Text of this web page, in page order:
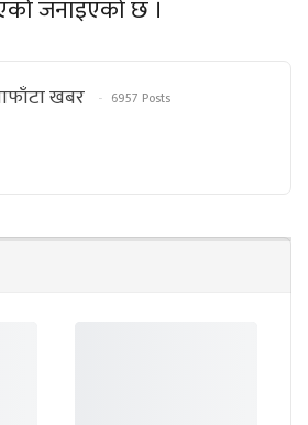
जनाइएको छ ।
खबर 6957 Posts